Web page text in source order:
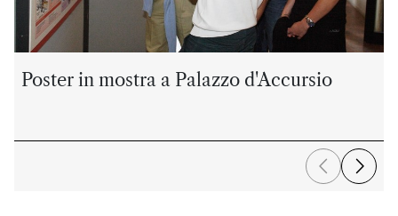
Poster in mostra a Palazzo d'Accursio